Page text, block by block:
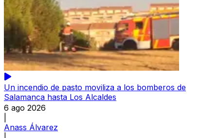
Un incendio de pasto moviliza a los bomberos de
Salamanca hasta Los Alcaldes
6 ago 2026
Anass Álvarez